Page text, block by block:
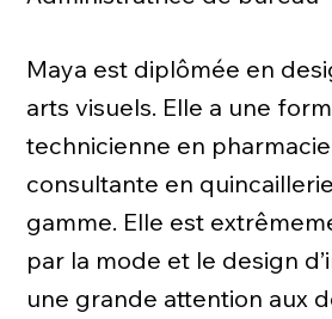
Maya est diplômée en
arts visuels. Elle a une
technicienne en
consultante en
gamme. Elle est
par la mode et le design
une grande attention aux